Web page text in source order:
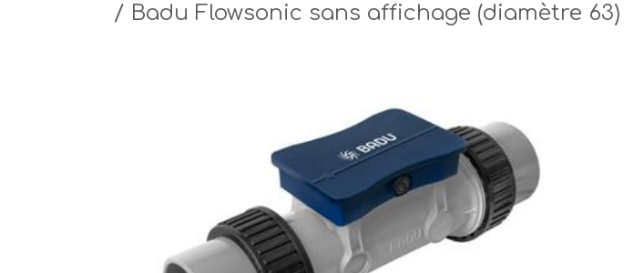
Badu Flowsonic sans affichage (diamètre 63)